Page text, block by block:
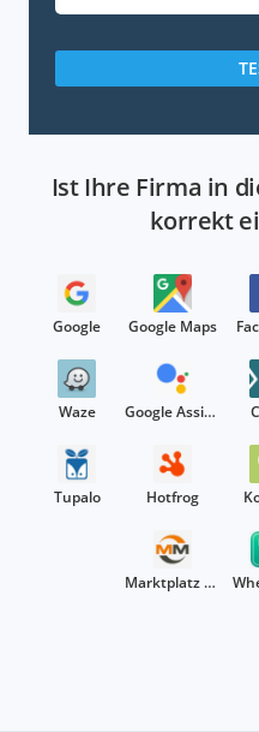
Ist Ihre Firma in
korrekt
Google Google Maps
Waze Google Assistant
Tupalo Hotfrog
Marktplatz Mittelstand